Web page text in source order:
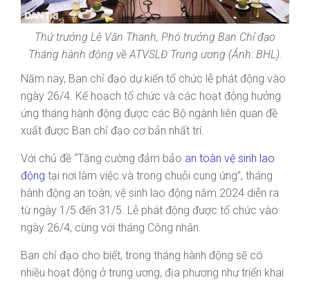
Thứ trưởng Lê Văn Thanh, Phó trưởng Ban Chỉ đạo
Tháng hành động về ATVSLĐ Trung ương (Ảnh: BHL).
Năm nay, Ban chỉ đạo dự kiến tổ chức lễ phát động vào
ngày 26/4. Kế hoạch tổ chức và các hoạt động hưởng
ứng tháng hành động được các Bộ ngành liên quan đề
xuất được Ban chỉ đạo cơ bản nhất trí.
Với chủ đề “Tăng cường đảm bảo an toàn vệ sinh lao
động tại nơi làm việc và trong chuỗi cung ứng”, tháng
hành động an toàn, vệ sinh lao động năm 2024 diễn ra
từ ngày 1/5 đến 31/5. Lễ phát động được tổ chức vào
ngày 26/4, cùng với tháng Công nhân.
Ban chỉ đạo cho biết, trong tháng hành động sẽ có
nhiều hoạt động ở trung ương, địa phương như triển khai